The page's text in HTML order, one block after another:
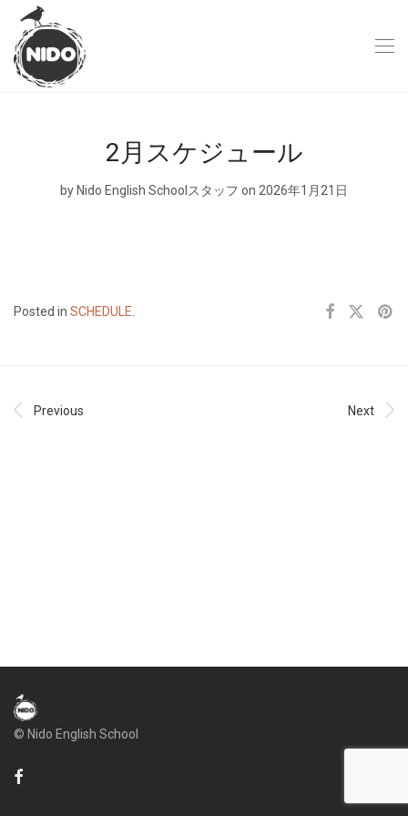
2月スケジュール
by Nido English Schoolスタッフ on 2026年1月21日
Posted in SCHEDULE
Previous Next
© Nido English School